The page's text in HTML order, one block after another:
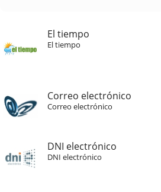
El tiempo
El tiempo
Correo electrónico
Correo electrónico
DNI electrónico
DNI electrónico